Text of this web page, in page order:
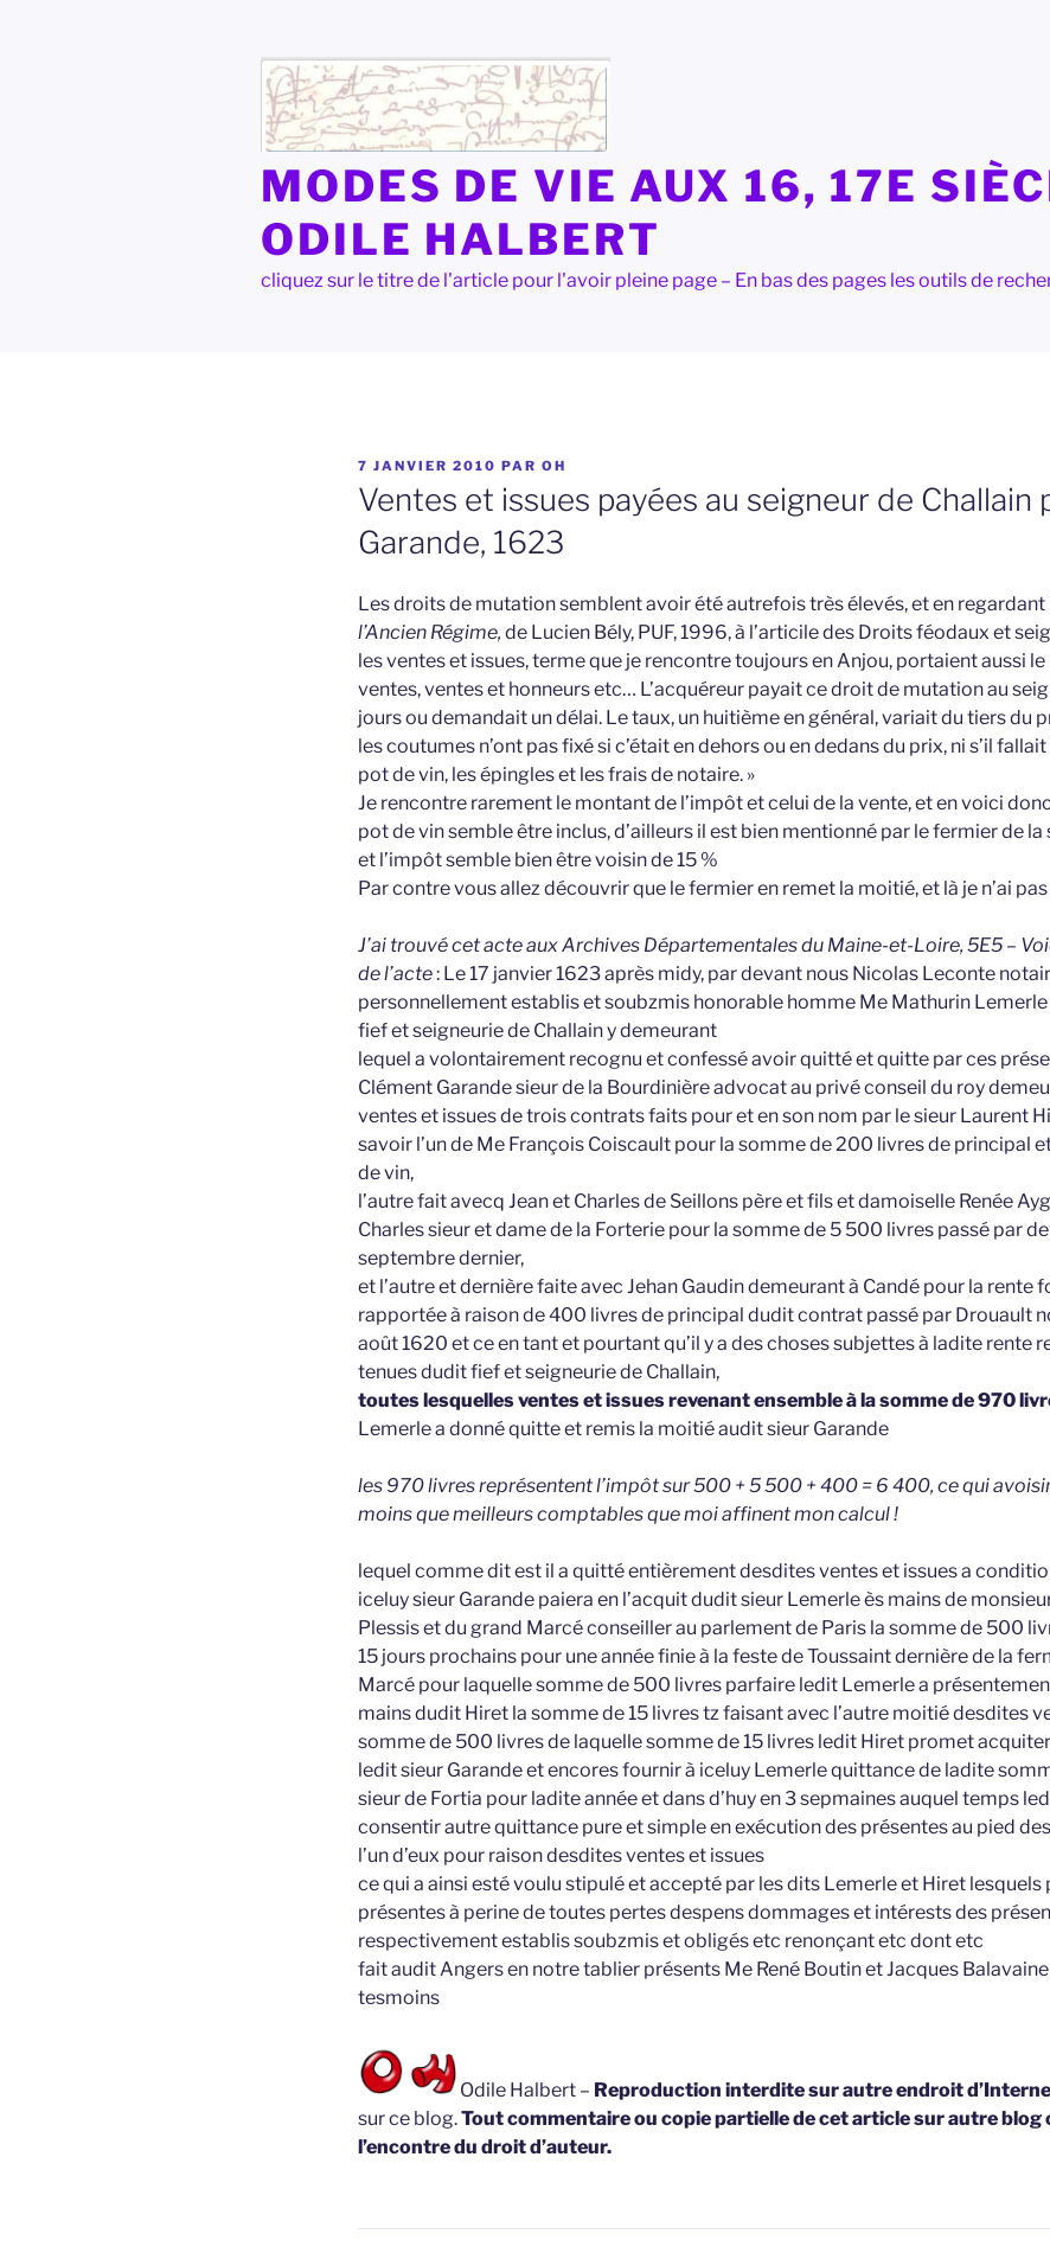
MODES DE VIE AUX 16, 17E
ODILE HALBERT
cliquez sur le titre de l'article pour l'avoir pleine page – En bas des pages les outils de
PUBLIÉ
LE
7 JANVIER 2010 PAR OH
Ventes et issues payées au seigneur de Challain
Garande, 1623
Les droits de mutation semblent avoir été autrefois très élevés, et en regardant
l’Ancien Régime, de Lucien Bély, PUF, 1996, à l’articile des Droits féodaux et
les ventes et issues, terme que je rencontre toujours en Anjou, portaient aussi le
ventes, ventes et honneurs etc… L’acquéreur payait ce droit de mutation au
jours ou demandait un délai. Le taux, un huitième en général, variait du tiers du
les coutumes n’ont pas fixé si c’était en dehors ou en dedans du prix, ni s’il
pot de vin, les épingles et les frais de notaire. »
Je rencontre rarement le montant de l’impôt et celui de la vente, et en voici
pot de vin semble être inclus, d’ailleurs il est bien mentionné par le fermier de
et l’impôt semble bien être voisin de 15 %
Par contre vous allez découvrir que le fermier en remet la moitié, et là je n’ai
J’ai trouvé cet acte aux Archives Départementales du Maine-et-Loire, 5E5 –
de l’acte: Le 17 janvier 1623 après midy, par devant nous Nicolas Leconte
personnellement establis et soubzmis honorable homme Me Mathurin
fief et seigneurie de Challain y demeurant
lequel a volontairement recognu et confessé avoir quitté et quitte par ces
Clément Garande sieur de la Bourdinière advocat au privé conseil du roy
ventes et issues de trois contrats faits pour et en son nom par le sieur Laurent
savoir l’un de Me François Coiscault pour la somme de 200 livres de principal
de vin,
l’autre fait avecq Jean et Charles de Seillons père et fils et damoiselle Renée
Charles sieur et dame de la Forterie pour la somme de 5 500 livres passé par
septembre dernier,
et l’autre et dernière faite avec Jehan Gaudin demeurant à Candé pour la rente
rapportée à raison de 400 livres de principal dudit contrat passé par Drouault
août 1620 et ce en tant et pourtant qu’il y a des choses subjettes à ladite rente
tenues dudit fief et seigneurie de Challain,
toutes lesquelles ventes et issues revenant ensemble à la somme de 970
Lemerle a donné quitte et remis la moitié audit sieur Garande
les 970 livres représentent l’impôt sur 500 + 5 500 + 400 = 6 400, ce qui
moins que meilleurs comptables que moi affinent mon calcul !
lequel comme dit est il a quitté entièrement desdites ventes et issues a
iceluy sieur Garande paiera en l’acquit dudit sieur Lemerle ès mains de
Plessis et du grand Marcé conseiller au parlement de Paris la somme de 500
15 jours prochains pour une année finie à la feste de Toussaint dernière de la
Marcé pour laquelle somme de 500 livres parfaire ledit Lemerle a
mains dudit Hiret la somme de 15 livres tz faisant avec l’autre moitié desdites
somme de 500 livres de laquelle somme de 15 livres ledit Hiret promet
ledit sieur Garande et encores fournir à iceluy Lemerle quittance de ladite
sieur de Fortia pour ladite année et dans d’huy en 3 sepmaines auquel temps
consentir autre quittance pure et simple en exécution des présentes au pied
l’un d’eux pour raison desdites ventes et issues
ce qui a ainsi esté voulu stipulé et accepté par les dits Lemerle et Hiret lesquels
présentes à perine de toutes pertes despens dommages et intérests des
respectivement establis soubzmis et obligés etc renonçant etc dont etc
fait audit Angers en notre tablier présents Me René Boutin et Jacques
tesmoins
Odile Halbert – Reproduction interdite sur autre endroit
sur ce blog.Tout commentaire ou copie partielle de cet article sur autre blog
l’encontre du droit d’auteur.